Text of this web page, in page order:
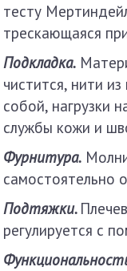
тесту
трескающаяся
Подкладка.
чистится, нити
собой, нагрузки
службы кожи и
Фурнитура.
самостоятельно
Подтяжки.
регулируется с